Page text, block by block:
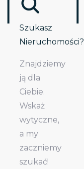
Szukasz
Nieruchomości?
Znajdziemy
ją dla
Ciebie.
Wskaż
wytyczne,
a my
zaczniemy
szukać!